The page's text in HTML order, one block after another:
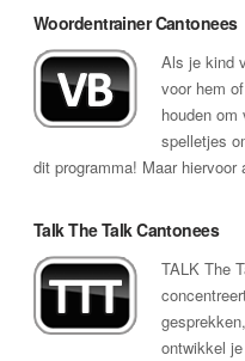
Woordentrainer Cantonees
Als je kind
voor hem
houden
spelletjes
dit programma! Maar hiervoor
Talk The Talk Cantonees
TALK The
ontwikkel